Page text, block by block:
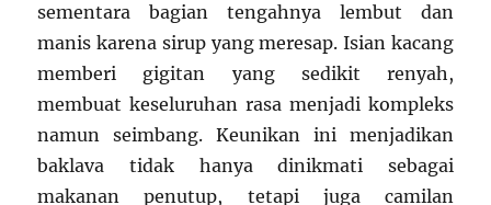
sementara bagian tengahnya lembut dan
manis karena sirup yang meresap. Isian kacang
memberi gigitan yang sedikit renyah,
membuat keseluruhan rasa menjadi kompleks
namun seimbang. Keunikan ini menjadikan
baklava tidak hanya dinikmati sebagai
makanan penutup, tetapi juga camilan